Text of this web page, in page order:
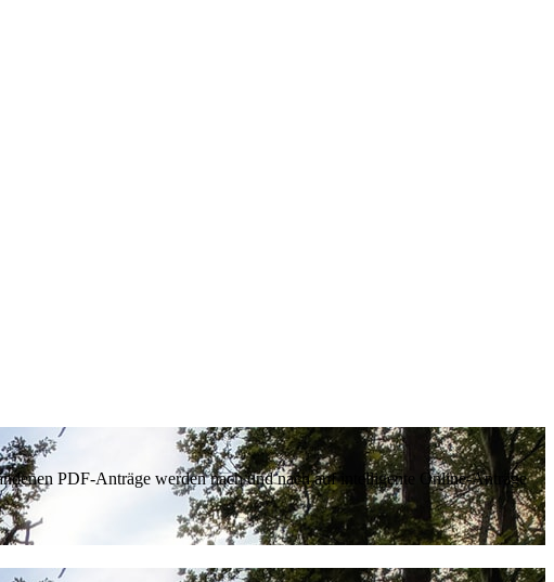
PDF-Anträge werden nach und nach auf intelligente Online-Anträge